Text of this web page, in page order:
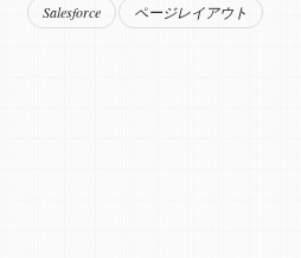
Salesforce ページレイアウト